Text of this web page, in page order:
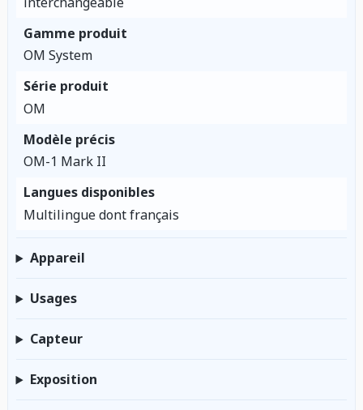
Gamme produit
OM System
Série produit
OM
Modèle précis
OM-1 Mark II
Langues disponibles
Multilingue dont français
Appareil
Usages
Capteur
Exposition